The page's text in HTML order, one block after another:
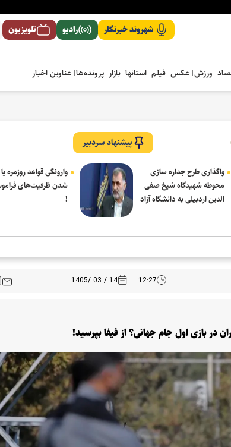
شهروند خبرنگار رادیو تلویزیون
ورزش عکس فیلم استانها بازار پرونده‌ها عناوین اخبار
پیشنهاد سردبیر
واگذاری طرح جداره سازی
محوطه شهیدگاه شیخ صفی
الدین اردبیلی به دانشگاه آزاد
وارونگی قواعد روزمره
شدن ظرفیت‌های
!
12:27
14 / 03 /1405
در بازی اول جام جهانی؟ از فیفا بپرسید!